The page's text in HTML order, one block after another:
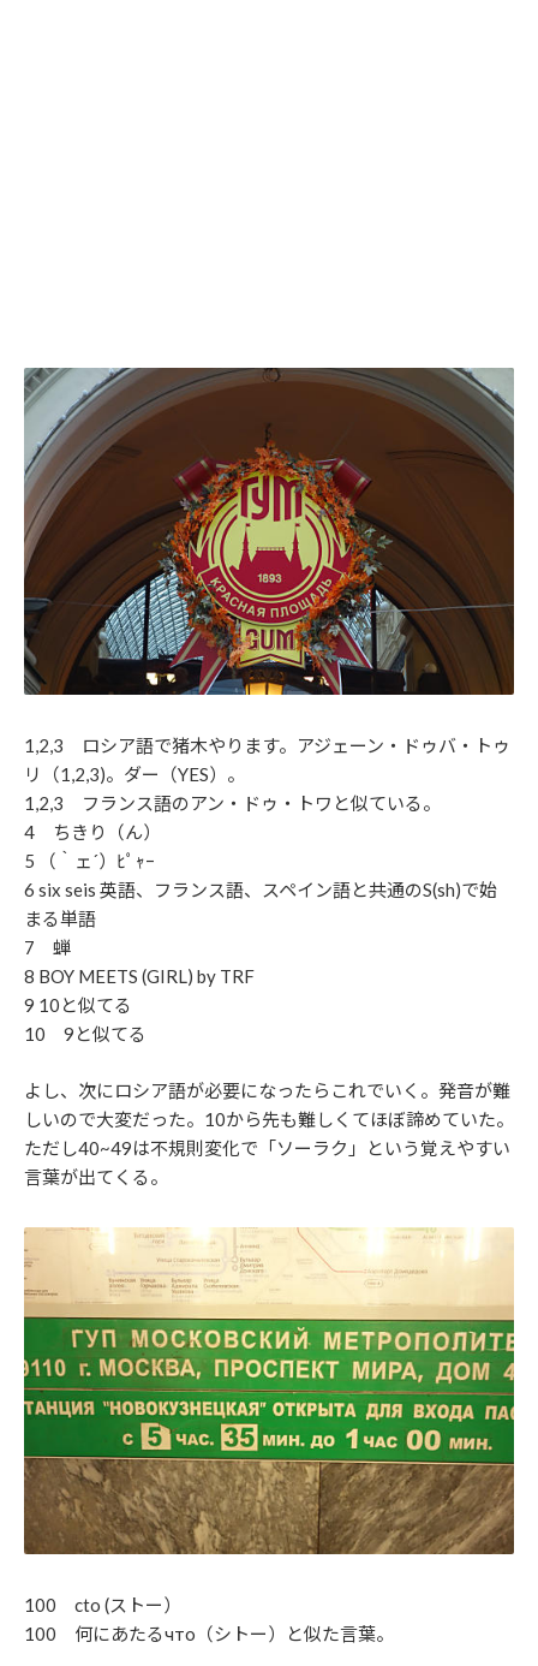
1,2,3 ロシア語で猪木やります。アジェーン・ドゥバ・トゥ
リ（1,2,3)。ダー（YES）。
1,2,3 フランス語のアン・ドゥ・トワと似ている。
4 ちきり（ん）
5 （｀ェ´）ﾋﾟｬｰ
6 six seis 英語、フランス語、スペイン語と共通のS(sh)で始
まる単語
7 蝉
8 BOY MEETS (GIRL) by TRF
9 10と似てる
10 9と似てる
よし、次にロシア語が必要になったらこれでいく。発音が難
しいので大変だった。10から先も難しくてほぼ諦めていた。
ただし40~49は不規則変化で「ソーラク」という覚えやすい
言葉が出てくる。
100 cto (ストー）
100 何にあたるчто（シトー）と似た言葉。